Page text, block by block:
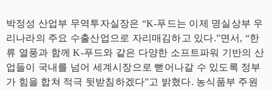
박정성 산업부 무역투자실장은 “K-푸드는 이제 명실상부 우
리나라의 주요 수출산업으로 자리매김하고 있다.”면서, “한
류 열풍과 함께 K-푸드와 같은 다양한 소프트파워 기반의 산
업들이 국내를 넘어 세계시장으로 뻗어나갈 수 있도록 정부
가 힘을 합쳐 적극 뒷받침하겠다”고 밝혔다. 농식품부 주원